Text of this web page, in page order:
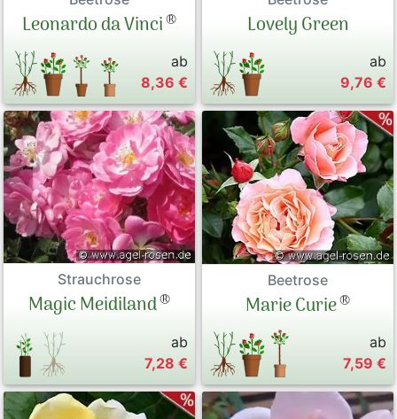
Leonardo da Vinci®
ab
8,36 €
Lovely Green
ab
9,76 €
Strauchrose
Magic Meidiland®
ab
7,28 €
Beetrose
Marie Curie®
ab
7,59 €